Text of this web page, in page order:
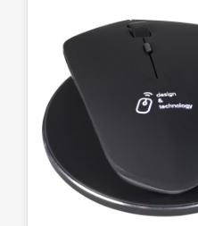
Toppoint
Victorinox
Vinga
Waterman